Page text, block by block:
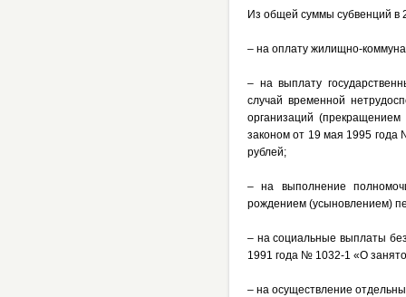
Из общей суммы субвенций в
– на оплату жилищно-
– на выплату
случай временной
организаций
законом от 19 мая 1995
рублей;
– на выполнение
рождением (усыновлением)
– на социальные выплаты
1991 года № 1032-1 «О
– на осуществление